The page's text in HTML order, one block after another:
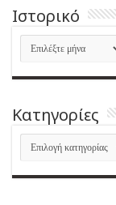
Ιστορικό
Ιστορικό
Kατηγορίες
Kατηγορίες